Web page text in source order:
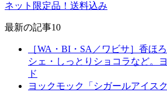
ネット限定品！送料込み
最新の記事10
［WA・BI・SA／ワビサ］香ほ
シェ・しっとりショコラなど。
ド
ヨックモック「シガールアイス